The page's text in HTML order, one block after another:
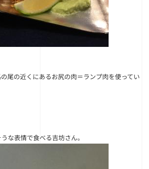
尾の近くにあるお尻の肉＝ランプ肉を使ってい
な表情で食べる吉坊さん。